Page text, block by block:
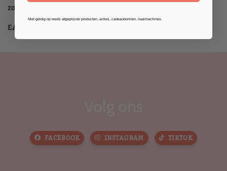
zonder dat de stof beschadigt.
EAN: 4002270292655
FACEBOOK INSTAGRAM TIKTOK
Niet geldig op reeds afgeprijsde producten, acties, cadeaubonnen, naaimachines.